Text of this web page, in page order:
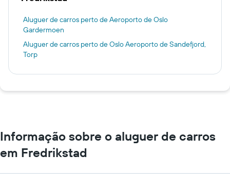
Aluguer de carros perto de Aeroporto de Oslo
Gardermoen
Aluguer de carros perto de Oslo Aeroporto de Sandefjord,
Torp
Informação sobre o aluguer de carros
em Fredrikstad